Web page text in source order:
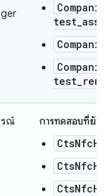
รณ์
การทดสอบที่ย้า